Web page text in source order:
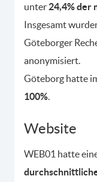
unter 24,4% der
Insgesamt
Göteborger
anonymisiert.
Göteborg hatte
100%.
Website
WEB01 hatte